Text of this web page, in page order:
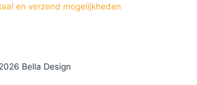
en verzend mogelijkheden
Bella Design